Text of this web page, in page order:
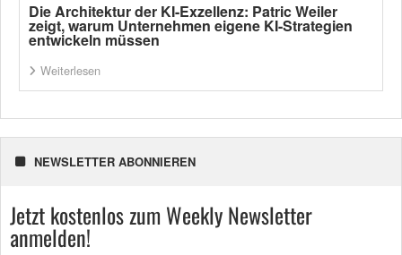
Die Architektur der KI-Exzellenz: Patric Weiler
zeigt, warum Unternehmen eigene KI-Strategien
entwickeln müssen
Weiterlesen
NEWSLETTER ABONNIEREN
Jetzt kostenlos zum Weekly Newsletter
anmelden!